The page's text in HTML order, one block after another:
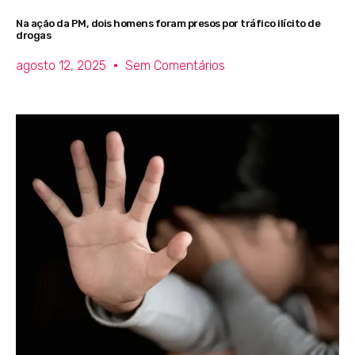
Na ação da PM, dois homens foram presos por tráfico ilícito de
drogas
agosto 12, 2025 Sem Comentários